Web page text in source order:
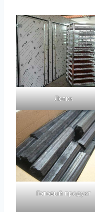
Лотки
Готовый продукт